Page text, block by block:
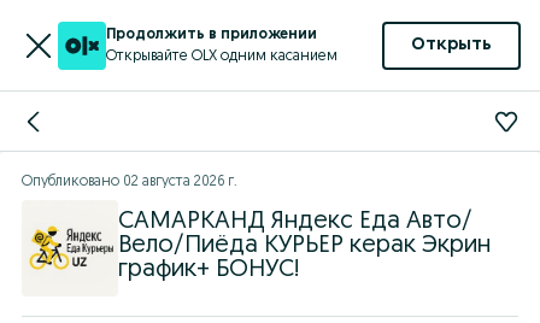
Продолжить в приложении
Открывайте OLX одним касанием
Открыть
Опубликовано 02 августа 2026 г.
САМАРКАНД Яндекс Еда Авто/
Вело/Пиёда КУРЬЕР керак Экрин
график+ БОНУС!